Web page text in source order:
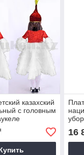
казахский
с головным
красный
40)
16